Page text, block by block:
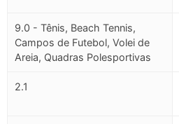
9.0 - Tênis, Beach Tennis,
Campos de Futebol, Volei de
Areia, Quadras Polesportivas
2.1